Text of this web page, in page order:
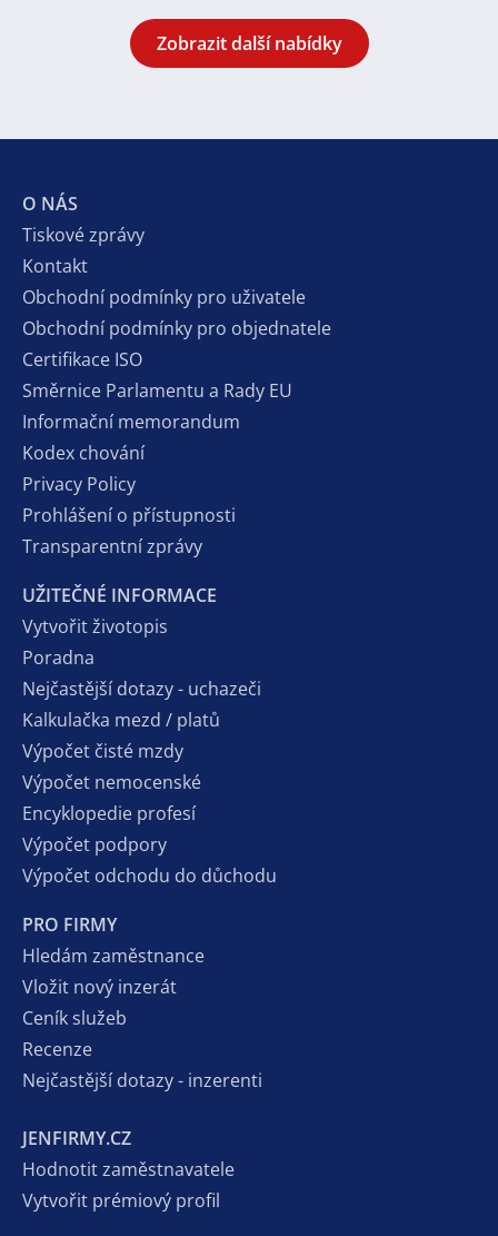
Zobrazit další nabídky
O NÁS
Tiskové zprávy
Kontakt
Obchodní podmínky pro uživatele
Obchodní podmínky pro objednatele
Certifikace ISO
Směrnice Parlamentu a Rady EU
Informační memorandum
Kodex chování
Privacy Policy
Prohlášení o přístupnosti
Transparentní zprávy
UŽITEČNÉ INFORMACE
Vytvořit životopis
Poradna
Nejčastější dotazy - uchazeči
Kalkulačka mezd / platů
Výpočet čisté mzdy
Výpočet nemocenské
Encyklopedie profesí
Výpočet podpory
Výpočet odchodu do důchodu
PRO FIRMY
Hledám zaměstnance
Vložit nový inzerát
Ceník služeb
Recenze
Nejčastější dotazy - inzerenti
JENFIRMY.CZ
Hodnotit zaměstnavatele
Vytvořit prémiový profil